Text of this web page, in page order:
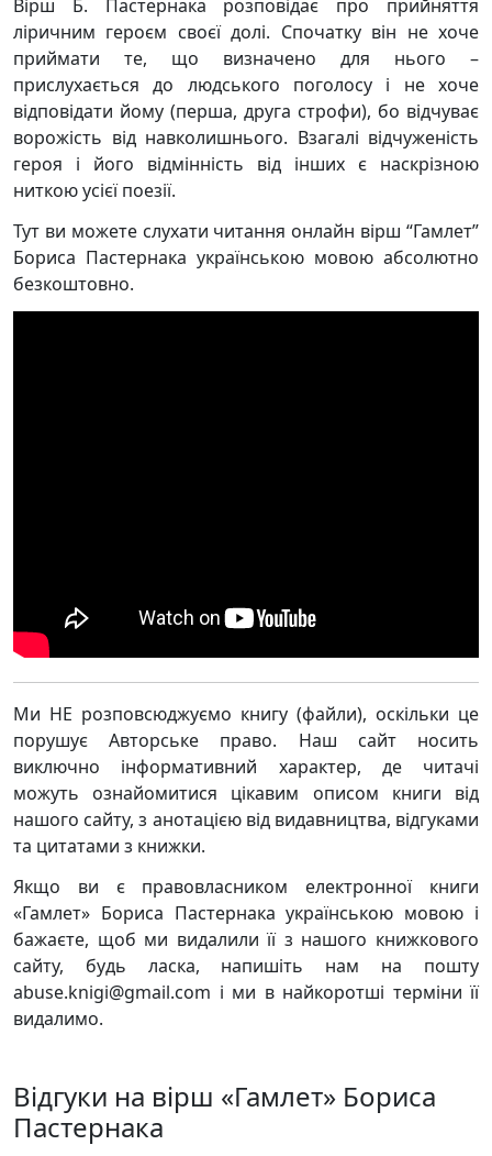
Вірш Б. Пастернака розповідає про прийняття
ліричним героєм своєї долі. Спочатку він не хоче
приймати те, що визначено для нього –
прислухається до людського поголосу і не хоче
відповідати йому (перша, друга строфи), бо відчуває
ворожість від навколишнього. Взагалі відчуженість
героя і його відмінність від інших є наскрізною
ниткою усієї поезії.
Тут ви можете слухати читання онлайн вірш “Гамлет”
Бориса Пастернака українською мовою абсолютно
безкоштовно.
Ми НЕ розповсюджуємо книгу (файли), оскільки це
порушує Авторське право. Наш сайт носить
виключно інформативний характер, де читачі
можуть ознайомитися цікавим описом книги від
нашого сайту, з анотацією від видавництва, відгуками
та цитатами з книжки.
Якщо ви є правовласником електронної книги
«Гамлет» Бориса Пастернака українською мовою і
бажаєте, щоб ми видалили її з нашого книжкового
сайту, будь ласка, напишіть нам на пошту
abuse.knigi@gmail.com і ми в найкоротші терміни її
видалимо.
Відгуки на вірш «Гамлет» Бориса
Пастернака